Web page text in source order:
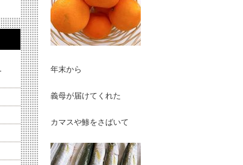
年末から
義母が届けてくれた
カマスや鯵をさばいて